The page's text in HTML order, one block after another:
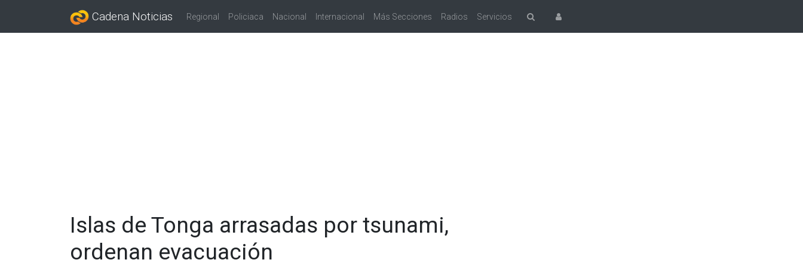
Cadena Noticias Regional Policiaca Nacional Internacional Más Secciones Radios Servicios
Islas de Tonga arrasadas por tsunami,
ordenan evacuación